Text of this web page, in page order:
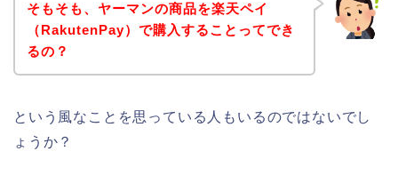
そもそも、ヤーマンの商品を楽天ペイ
（RakutenPay）で購入することってでき
るの？
という風なことを思っている人もいるのではないでし
ょうか？